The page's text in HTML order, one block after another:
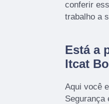
conferir
trabalho a
Está a
ltcat
Aqui você
Segurança